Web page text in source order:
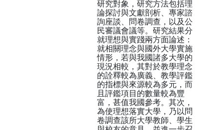
研究對象，研究方法包括理
論探討與文獻剖析、專家諮
詢座談、問卷調查，以及公
民審議會議等。研究結果分
就理想與實踐兩方面論述：
就相關理念與國外大學實施
情形，若與我國諸多大學的
現況相較，其對於教學理念
的詮釋較為廣義、教學評鑑
的指標與來源較為多元，而
且評鑑項目的數量較為豐
富，甚值我國參考。其次，
為使理想落實大學，乃以問
卷調查該所大學教師、學生